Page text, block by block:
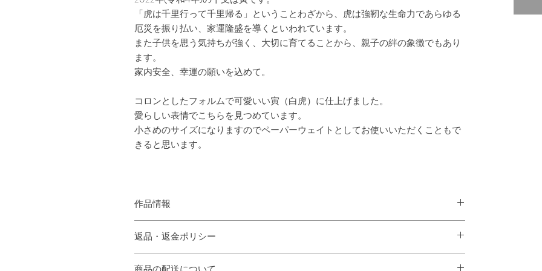
「虎は千里行って千里帰る」ということわざから、虎は強靭な生命力であらゆる
厄災を振り払い、家運隆盛を導くといわれています。
また子供を思う気持ちが強く、大切に育てることから、親子の絆の象徴でもあり
ます。
家内安全、幸運の願いを込めて。
コロンとしたフォルムで可愛いい寅（白虎）に仕上げました。
愛らしい表情でこちらを見つめています。
小さめのサイズになりますのでペーパーウェイトとしてお使いいただくこともで
きると思います。
作品情報
ガラス本体 約 幅 4 奥行き 5.5 高さ 5 (cm)
金紙 6cm角素材 ガラス、紙
重さ 約150g
返品・返金ポリシー